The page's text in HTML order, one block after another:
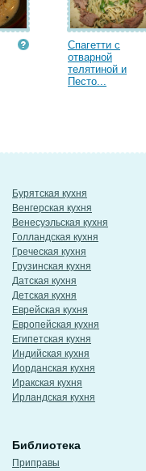
Спагетти с
отварной
телятиной и
Песто...
Бурятская кухня
Венгерская кухня
Венесуэльская кухня
Голландская кухня
Греческая кухня
Грузинская кухня
Датская кухня
Детская кухня
Еврейская кухня
Европейская кухня
Египетская кухня
Индийская кухня
Иорданская кухня
Иракская кухня
Ирландская кухня
Библиотека
Приправы